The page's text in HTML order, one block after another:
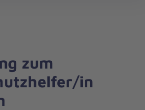
zum
in